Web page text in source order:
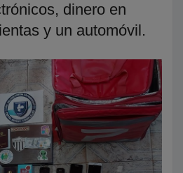
dinero en
y un automóvil.